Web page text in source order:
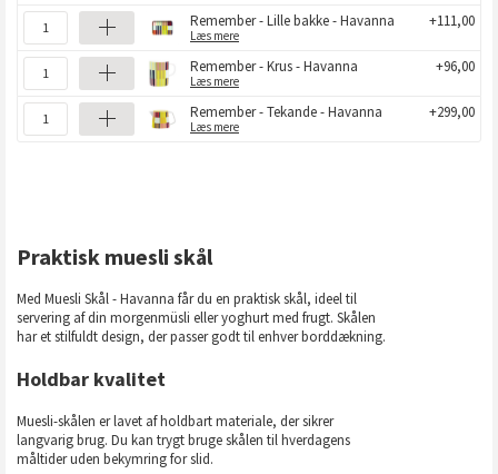
Remember - Lille bakke - Havanna
Læs mere
+111,00
Remember - Krus - Havanna
Læs mere
+96,00
Remember - Tekande - Havanna
Læs mere
+299,00
Praktisk muesli skål
Med Muesli Skål - Havanna får du en praktisk skål, ideel til
servering af din morgenmüsli eller yoghurt med frugt. Skålen
har et stilfuldt design, der passer godt til enhver borddækning.
Holdbar kvalitet
Muesli-skålen er lavet af holdbart materiale, der sikrer
langvarig brug. Du kan trygt bruge skålen til hverdagens
måltider uden bekymring for slid.